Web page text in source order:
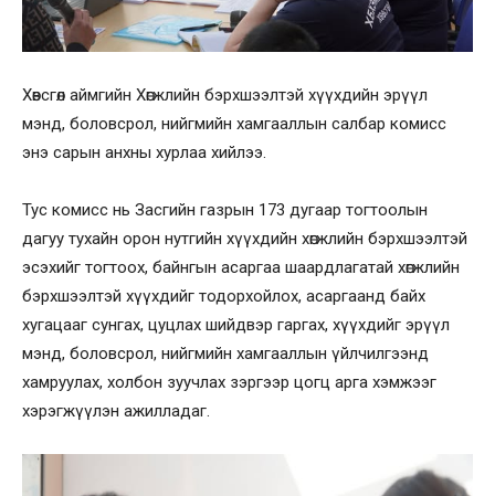
Хөвсгөл аймгийн Хөгжлийн бэрхшээлтэй хүүхдийн эрүүл
мэнд, боловсрол, нийгмийн хамгааллын салбар комисс
энэ сарын анхны хурлаа хийлээ.
Тус комисс нь Засгийн газрын 173 дугаар тогтоолын
дагуу тухайн орон нутгийн хүүхдийн хөгжлийн бэрхшээлтэй
эсэхийг тогтоох, байнгын асаргаа шаардлагатай хөгжлийн
бэрхшээлтэй хүүхдийг тодорхойлох, асаргаанд байх
хугацааг сунгах, цуцлах шийдвэр гаргах, хүүхдийг эрүүл
мэнд, боловсрол, нийгмийн хамгааллын үйлчилгээнд
хамруулах, холбон зуучлах зэргээр цогц арга хэмжээг
хэрэгжүүлэн ажилладаг.